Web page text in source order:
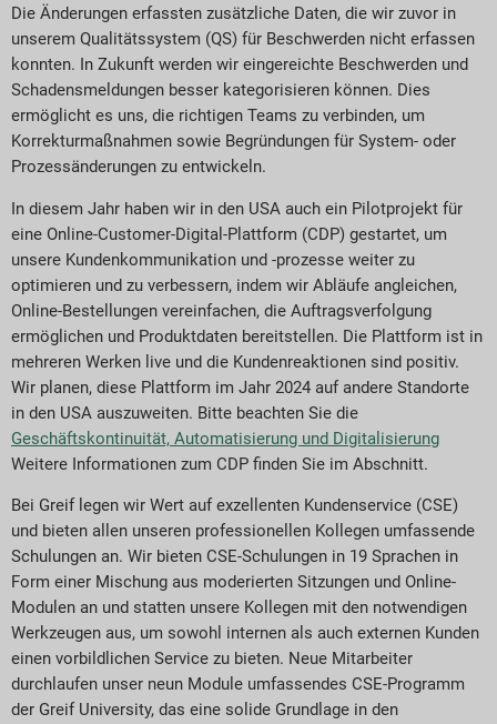
Die Änderungen erfassten zusätzliche Daten, die wir zuvor in
unserem Qualitätssystem (QS) für Beschwerden nicht erfassen
konnten. In Zukunft werden wir eingereichte Beschwerden und
Schadensmeldungen besser kategorisieren können. Dies
ermöglicht es uns, die richtigen Teams zu verbinden, um
Korrekturmaßnahmen sowie Begründungen für System- oder
Prozessänderungen zu entwickeln.
In diesem Jahr haben wir in den USA auch ein Pilotprojekt für
eine Online-Customer-Digital-Plattform (CDP) gestartet, um
unsere Kundenkommunikation und -prozesse weiter zu
optimieren und zu verbessern, indem wir Abläufe angleichen,
Online-Bestellungen vereinfachen, die Auftragsverfolgung
ermöglichen und Produktdaten bereitstellen. Die Plattform ist in
mehreren Werken live und die Kundenreaktionen sind positiv.
Wir planen, diese Plattform im Jahr 2024 auf andere Standorte
in den USA auszuweiten. Bitte beachten Sie die
Geschäftskontinuität, Automatisierung und Digitalisierung
Weitere Informationen zum CDP finden Sie im Abschnitt.
Bei Greif legen wir Wert auf exzellenten Kundenservice (CSE)
und bieten allen unseren professionellen Kollegen umfassende
Schulungen an. Wir bieten CSE-Schulungen in 19 Sprachen in
Form einer Mischung aus moderierten Sitzungen und Online-
Modulen an und statten unsere Kollegen mit den notwendigen
Werkzeugen aus, um sowohl internen als auch externen Kunden
einen vorbildlichen Service zu bieten. Neue Mitarbeiter
durchlaufen unser neun Module umfassendes CSE-Programm
der Greif University, das eine solide Grundlage in den